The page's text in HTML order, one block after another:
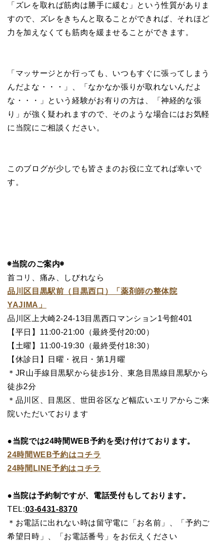
「ズレを取れば筋肉は勝手に緩む」という性質がありま
すので、ズレをきちんと取ることができれば、それほど
力を加えなくても筋肉を緩ませることができます。
「マッサージとか行っても、いつもすぐに張ってしまう
んだよな・・・」、「なかなか張りが取れないんだよ
な・・・」という経験がお有りの方は、「神経的な張
り」が強く疑われますので、そのような場合にはお気軽
に当院にご相談ください。
このブログが少しでも皆さまのお役に立てれば幸いで
す。
◉当院のご案内◉
首コリ、痛み、しびれなら
品川区目黒駅前（目黒西口）「薬剤師の整体院
YAJIMA」
品川区上大崎2-24-13目黒西口マンション1号館401
【平日】11:00-21:00（最終受付20:00）
【土曜】11:00-19:30（最終受付18:30）
【休診日】日曜・祝日・第1月曜
＊JR山手線目黒駅から徒歩1分、東急目黒線目黒駅から
徒歩2分
＊品川区、目黒区、世田谷区など幅広いエリアからご来
院いただいております
●当院では24時間WEB予約を受け付けております。
24時間WEB予約はコチラ
24時間LINE予約はコチラ
●当院は予約制ですが、電話受付もしております。
TEL:03-6431-8370
＊お電話に出れない時は留守電に「お名前」、「予約ご
希望日時」、「お電話番号」をお伝えください